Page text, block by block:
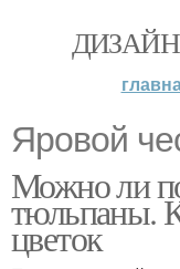
ДИЗАЙН
Яровой
Можно ли
тюльпаны.
цветок